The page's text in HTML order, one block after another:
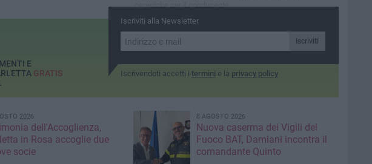
generiche per il conducente
del furgone
Iscriviti alla Newsletter
Iscriviti
Iscrivendoti accetti i termini e la privacy policy
E
GRATIS
2026
dell'Accoglienza,
in Rosa accoglie due
socie
8 AGOSTO 2026
Nuova caserma dei Vigili del
Fuoco BAT, Damiani incontra il
comandante Quinto